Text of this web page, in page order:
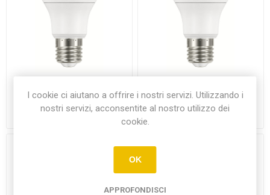
OPACA 11W 4000K
€2,10
OPACA 11W 6500K
€2,10
I cookie ci aiutano a offrire i nostri servizi. Utilizzando i
nostri servizi, acconsentite al nostro utilizzo dei
cookie.
OK
APPROFONDISCI